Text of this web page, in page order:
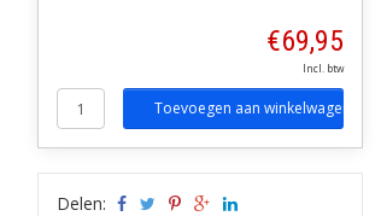
€69,95
Incl. btw
Toevoegen aan winkelwagen
Delen: